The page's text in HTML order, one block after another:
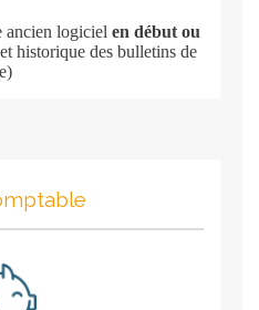
logiciel en début ou
historique des bulletins de